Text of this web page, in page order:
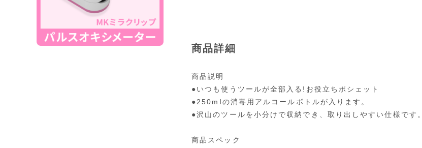
商品詳細
商品説明
●いつも使うツールが全部入る!お役立ちポシェット
●250mIの消毒用アルコールボトルが入ります。
●沢山のツールを小分けで収納でき、取り出しやすい仕様です。
商品スペック